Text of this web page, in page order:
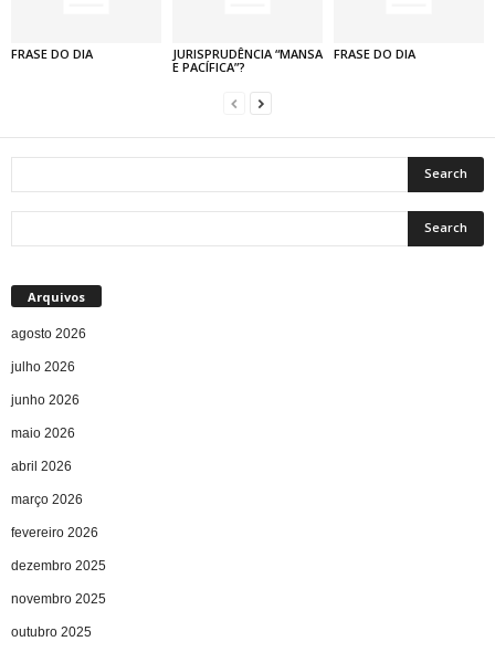
FRASE DO DIA
JURISPRUDÊNCIA “MANSA
E PACÍFICA”?
FRASE DO DIA
Arquivos
agosto 2026
julho 2026
junho 2026
maio 2026
abril 2026
março 2026
fevereiro 2026
dezembro 2025
novembro 2025
outubro 2025